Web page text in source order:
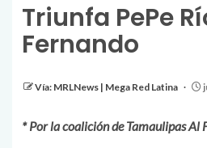
Triunfa PePe
Fernando
Vía: MRLNews | Mega Red Latina
* Por la coalición de Tamaulipas Al